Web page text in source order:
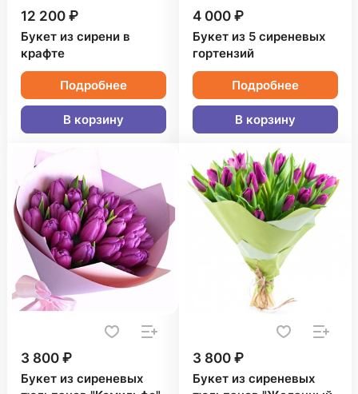
12 200 ₽
Букет из сирени в
крафте
Подробнее
В корзину
4 000 ₽
Букет из 5 сиреневых
гортензий
Подробнее
В корзину
3 800 ₽
Букет из сиреневых
3 800 ₽
Букет из сиреневых